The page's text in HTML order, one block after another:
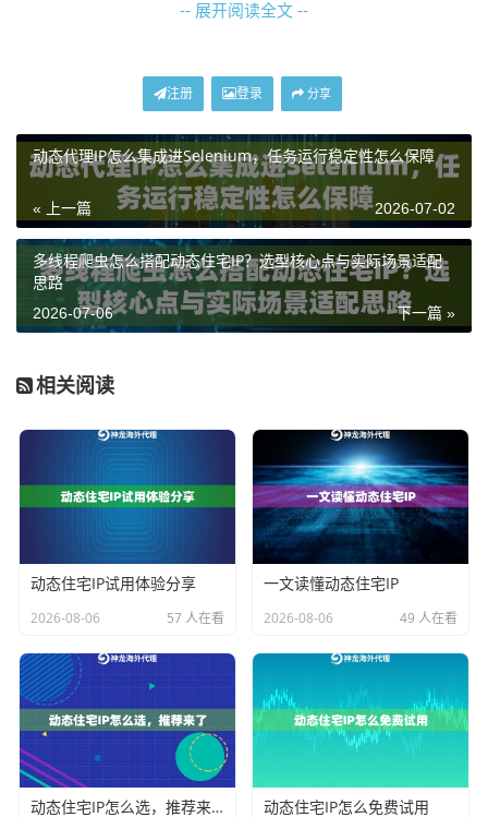
餐，允许用户在1至120分钟内自定义会话时长，灵活适
长效动态IP，则在“动态”的基础上强调了“长效”特性。它
（如数小时甚至数天）保持IP地址的稳定不变，之后再
进行轮换。这种模式结合了稳定性与一定程度的匿名
性。神龙海外动态IP的动态长效ISP住宅代理服务，正是
基于此设计，单IP支持长期在线，减少了因IP频繁变动带
来的业务中断和重新认证的麻烦。
我们可以用一个简单的表格来概括其核心差异：
特
性
动态IP
IP地址按短周期
（分钟级）灵活轮
IP地址在较长周期（小时/
天级）内保持稳定后轮换
匿
性
高，请求来源分散
中高，在稳定期内具备连续
稳
定
性
相对较低，适合可
中断的短任务
高，适合需要持续连接的场
主
要
目
标
规避频率限制，保
护账号安全
维持会话状态，保证业务连
-- 展开阅读全文 --
注册 登录 分享
动态代理IP怎么集成进Selenium，任务运行稳定性怎么保障
« 上一篇 2026-07-02
多线程爬虫怎么搭配动态住宅IP？选型核心点与实际场景适配
思路
下一篇 »
2026-07-06
相关阅读
动态住宅IP试用体验分享
2026-08-06 57 人在看
一文读懂动态住宅IP
2026-08-06 49 人在看
动态住宅IP怎么选，推荐来了 动态住宅IP怎么免费试用